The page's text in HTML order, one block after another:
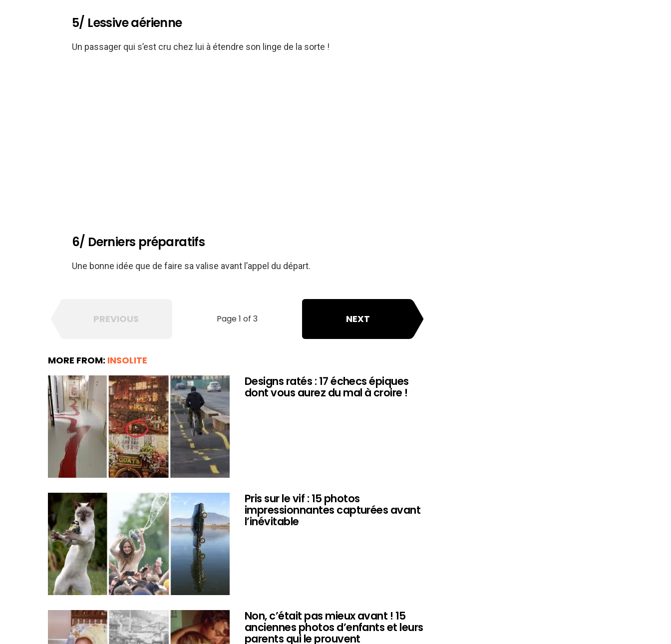
5/ Lessive aérienne
Un passager qui s’est cru chez lui à étendre son linge de la sorte !
6/ Derniers préparatifs
Une bonne idée que de faire sa valise avant l’appel du départ.
Page 1 of 3
PREVIOUS NEXT
MORE FROM: INSOLITE
Designs ratés : 17 échecs épiques
dont vous aurez du mal à croire !
Pris sur le vif : 15 photos
impressionnantes capturées avant
l’inévitable
Non, c’était pas mieux avant ! 15
anciennes photos d’enfants et leurs
parents qui le prouvent